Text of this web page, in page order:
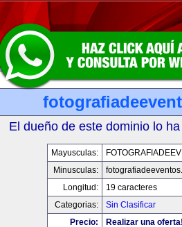
El dueño de este dominio lo
Mayusculas:
Minusculas:
Longitud:
19 caracteres
Categorias:
Sin Clasificar
Precio:
Realizar una